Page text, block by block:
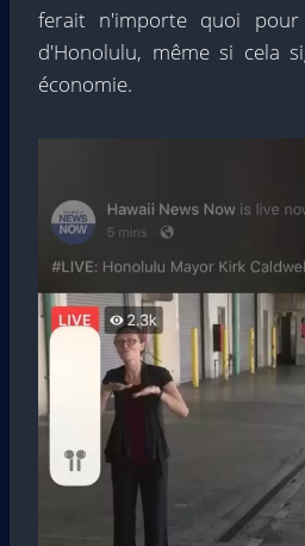
ferait n'importe quoi
d'Honolulu, même si cela
économie.